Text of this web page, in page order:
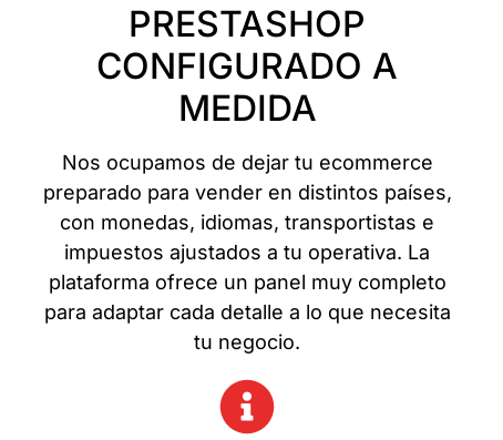
PRESTASHOP
CONFIGURADO A
MEDIDA
Nos ocupamos de dejar tu ecommerce
preparado para vender en distintos países,
con monedas, idiomas, transportistas e
impuestos ajustados a tu operativa. La
plataforma ofrece un panel muy completo
para adaptar cada detalle a lo que necesita
tu negocio.